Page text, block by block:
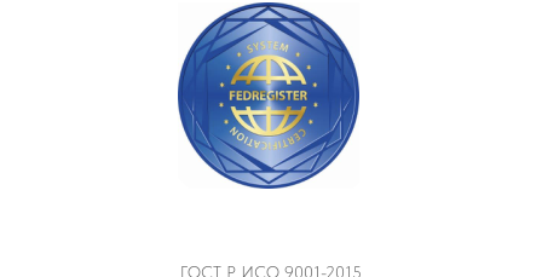
ГОСТ Р ИСО 9001-2015